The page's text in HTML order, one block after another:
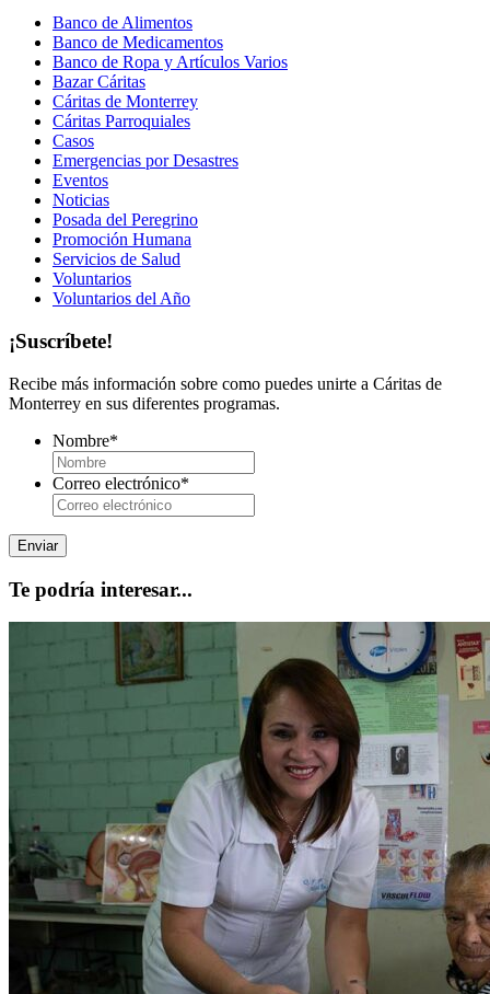
Banco de Alimentos
Banco de Medicamentos
Banco de Ropa y Artículos Varios
Bazar Cáritas
Cáritas de Monterrey
Cáritas Parroquiales
Casos
Emergencias por Desastres
Eventos
Noticias
Posada del Peregrino
Promoción Humana
Servicios de Salud
Voluntarios
Voluntarios del Año
¡Suscríbete!
Recibe más información sobre como puedes unirte a Cáritas de
Monterrey en sus diferentes programas.
Nombre*
Correo electrónico*
Te podría interesar...